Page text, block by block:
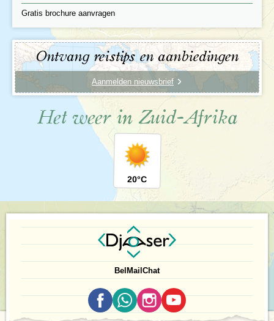
Gratis brochure aanvragen
Ontvang reistips en aanbiedingen
Aanmelden nieuwsbrief
Het weer in Zuid-Afrika
20°C
Bel Mail Chat